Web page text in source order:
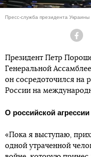
Пресс-служба президента Украины
Президент Петр
Генеральной
он сосредоточился на
России на
О российской агрессии
«Пока я выступаю,
одной утраченной